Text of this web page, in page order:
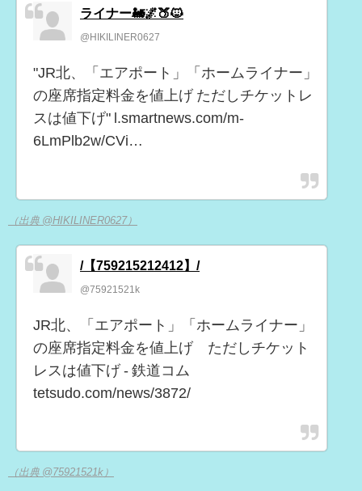
ライナー🚂🌌🍑🐱
@HIKILINER0627
"JR北、「エアポート」「ホームライナー」
の座席指定料金を値上げ ただしチケットレ
スは値下げ" l.smartnews.com/m-
6LmPlb2w/CVi…
（出典 @HIKILINER0627）
/【759215212412】/
@75921521k
JR北、「エアポート」「ホームライナー」
の座席指定料金を値上げ ただしチケット
レスは値下げ - 鉄道コム
tetsudo.com/news/3872/
（出典 @75921521k）